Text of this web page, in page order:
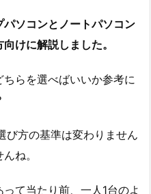
パソコンとノートパソコン
けに解説しました。
らを選べばいいか参考に
び方の基準は変わりません
ね。
て当たり前、一人1台のよ